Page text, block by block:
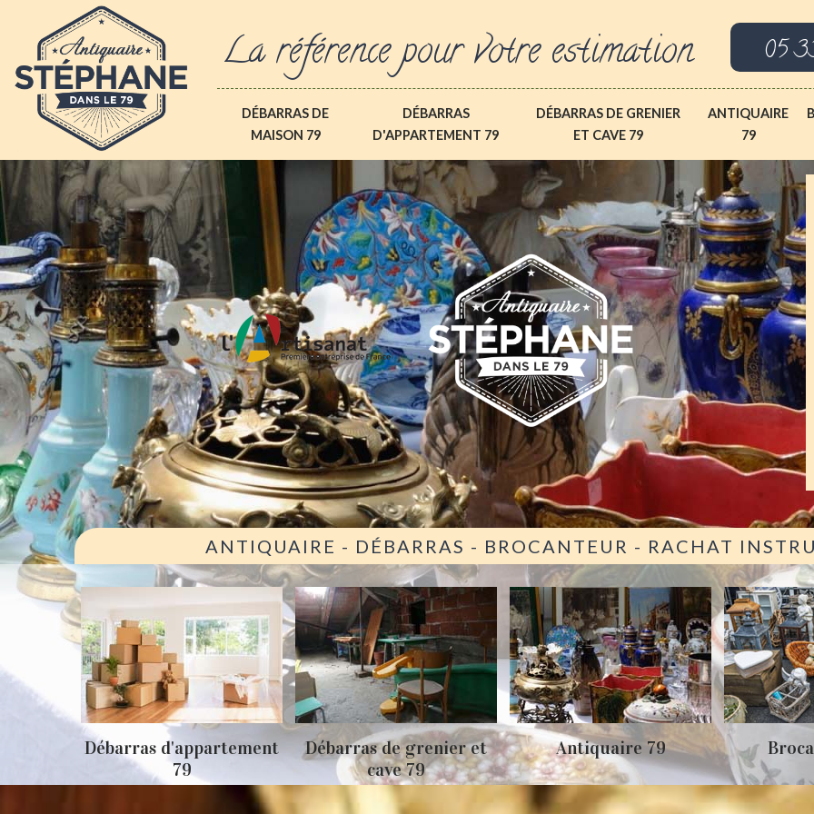
La référence pour votre estimation 05
DÉBARRAS DE
MAISON 79
DÉBARRAS
D'APPARTEMENT 79
DÉBARRAS DE GRENIER
ET CAVE 79
ANTIQUAIRE
79
ANTIQUAIRE - DÉBARRAS - BROCANTEUR - RACHAT
Débarras d'appartement
79
Débarras de grenier et
cave 79
Antiquaire 79